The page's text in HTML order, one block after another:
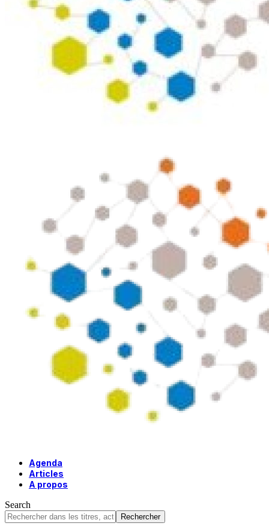
Agenda
Articles
A propos
Search